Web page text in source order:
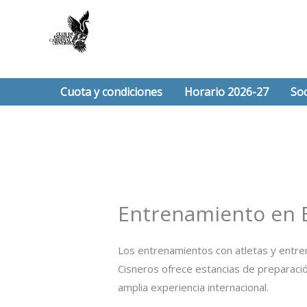
Cuota y condiciones Horario 2026-27
Entrenamiento en
Los entrenamientos con atletas y
Cisneros ofrece estancias de
amplia experiencia internacional.